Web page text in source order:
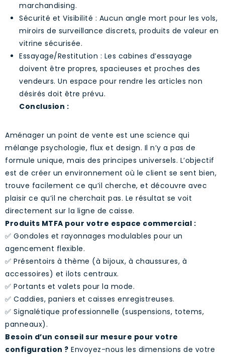
marchandising.
Sécurité et Visibilité : Aucun angle mort pour les vols,
miroirs de surveillance discrets, produits de valeur en
vitrine sécurisée.
Essayage/Restitution : Les cabines d’essayage
doivent être propres, spacieuses et proches des
vendeurs. Un espace pour rendre les articles non
désirés doit être prévu.
Conclusion :
Aménager un point de vente est une science qui
mélange psychologie, flux et design. Il n’y a pas de
formule unique, mais des principes universels. L’objectif
est de créer un environnement où le client se sent bien,
trouve facilement ce qu’il cherche, et découvre avec
plaisir ce qu’il ne cherchait pas. Le résultat se voit
directement sur la ligne de caisse.
Produits MTFA pour votre espace commercial :
✅ Gondoles et rayonnages modulables pour un
agencement flexible.
✅ Présentoirs à thème (à bijoux, à chaussures, à
accessoires) et ilots centraux.
✅ Portants et valets pour la mode.
✅ Caddies, paniers et caisses enregistreuses.
✅ Signalétique professionnelle (suspensions, totems,
panneaux).
Besoin d’un conseil sur mesure pour votre
configuration ? Envoyez-nous les dimensions de votre